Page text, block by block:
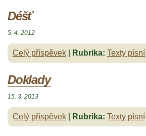
Déšť
5. 4. 2012
Celý příspěvek Rubrika: Texty písní
Doklady
15. 3. 2013
Celý příspěvek Rubrika: Texty písní